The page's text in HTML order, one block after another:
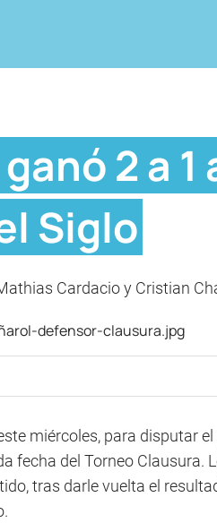
2 a 1
Siglo
Cardacio y Cristian
miércoles, para disputar
fecha del Torneo Clausura.
tras darle vuelta el